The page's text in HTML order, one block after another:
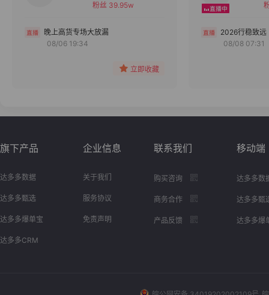
备注
分组
粉丝 39.95w
晚上高货专场大放漏
08/06 19:34
立即收藏
2026行稳致远
08/08 07:31
旗下产品
达多多数据
达多多甄选
达多多爆单宝
达多多CRM
企业信息
关于我们
服务协议
免责声明
联系我们
购买咨询
商务合作
产品反馈
移动端
达多多数
达多多甄
达多多爆